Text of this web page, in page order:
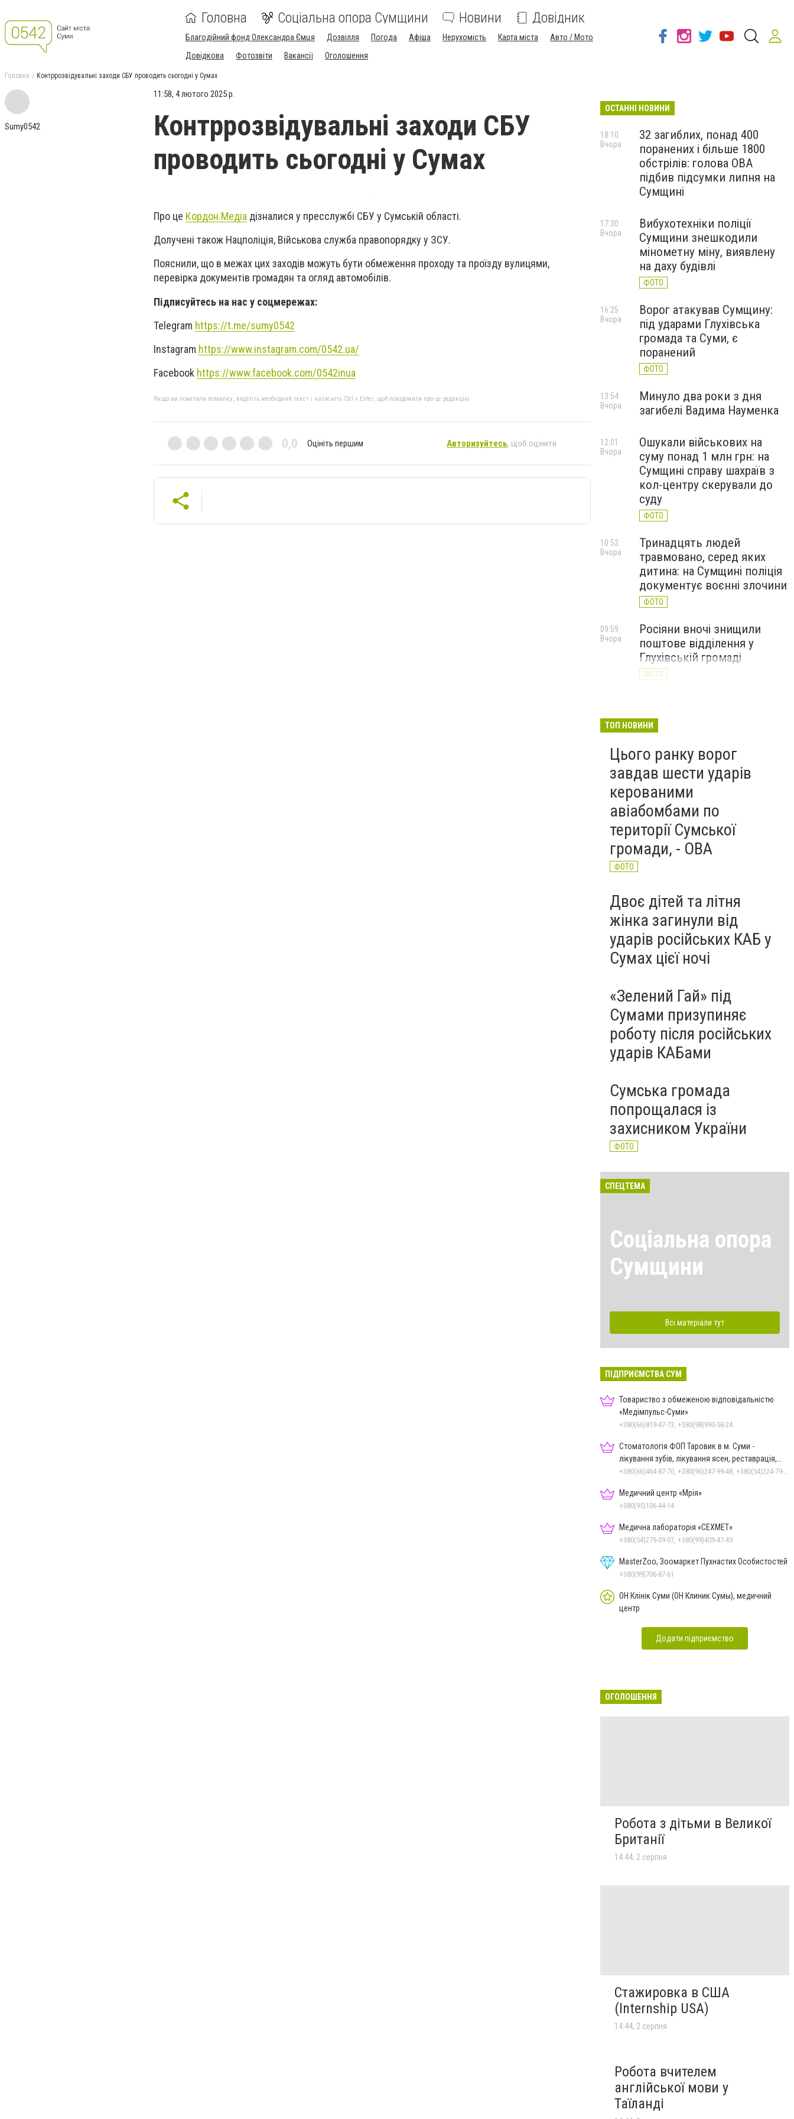
Головна Соціальна опора Сумщини Новини Довідник
Благодійний фонд Олександра Ємця Дозвілля Погода Афіша Нерухомість Карта міста
Авто / Мото
Довідкова
Фотозвіти Вакансії Оголошення
Головна Контррозвідувальні заходи СБУ проводить сьогодні у Сумах
Sumy0542
11:58, 4 лютого 2025 р.
Контррозвідувальні заходи СБУ
проводить сьогодні у Сумах
Про це Кордон.Медіа дізналися у пресслужбі СБУ у Сумській області.
Долучені також Нацполіція, Військова служба правопорядку у ЗСУ.
Пояснили, що в межах цих заходів можуть бути обмеження проходу та проїзду вулицями,
перевірка документів громадян та огляд автомобілів.
Підписуйтесь на нас у соцмережах:
Telegram https://t.me/sumy0542
Instagram https://www.instagram.com/0542.ua/
Facebook https://www.facebook.com/0542inua
Якщо ви помітили помилку, виділіть необхідний текст і натисніть Ctrl + Enter, щоб повідомити про це редакцію
0,0 Оцініть першим Авторизуйтесь, щоб оцінити
ОСТАННІ НОВИНИ
32 загиблих, понад 400
поранених і більше 1800
обстрілів: голова ОВА
підбив підсумки липня на
Сумщині
18:10
Вчора
Вибухотехніки поліції
Сумщини знешкодили
мінометну міну, виявлену
на даху будівлі
ФОТО
17:30
Вчора
Ворог атакував Сумщину:
під ударами Глухівська
громада та Суми, є
поранений
ФОТО
16:25
Вчора
Минуло два роки з дня
загибелі Вадима Науменка
13:54
Вчора
Ошукали військових на
суму понад 1 млн грн: на
Сумщині справу шахраїв з
кол-центру скерували до
суду
ФОТО
12:01
Вчора
Тринадцять людей
травмовано, серед яких
дитина: на Сумщині поліція
документує воєнні злочини
ФОТО
10:52
Вчора
Росіяни вночі знищили
поштове відділення у
Глухівській громаді
ФОТО
09:59
Вчора
ринок на Сумщині: 10
поранених, двоє — у
ФОТО
ТОП НОВИНИ
Цього ранку ворог
завдав шести ударів
керованими
авіабомбами по
території Сумської
громади, - ОВА
ФОТО
Двоє дітей та літня
жінка загинули від
ударів російських КАБ у
Сумах цієї ночі
«Зелений Гай» під
Сумами призупиняє
роботу після російських
ударів КАБами
Сумська громада
попрощалася із
захисником України
ФОТО
СПЕЦТЕМА
Соціальна опора
Сумщини
Всі матеріали тут
ПІДПРИЄМСТВА СУМ
Товариство з обмеженою відповідальністю
«Медімпульс-Суми»
+380(66)819-47-73, +380(98)990-58-24
Стоматологія ФОП Таровик в м. Суми -
лікування зубів, лікування ясен, реставрація,
протезування
Медичний центр «Мрія»
+380(95)106-44-14
Медична лабораторія «СЕХМЕТ»
+380(54)279-09-07, +380(99)409-47-49
MasterZoo, Зоомаркет Пухнастих Особистостей
+380(99)706-87-61
ОН Клінік Суми (ОН Клиник Сумы), медичний
центр
Додати підприємство
ОГОЛОШЕННЯ
Робота з дітьми в Великої
Британії
14:44, 2 серпня
Стажировка в США
(Internship USA)
14:44, 2 серпня
Робота вчителем
англійської мови у
Таїланді